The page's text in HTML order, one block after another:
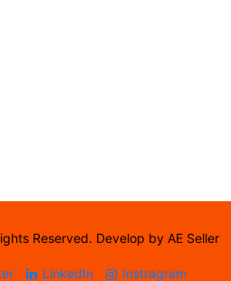
Reserved. Develop by AE Seller
LinkedIn Instragram